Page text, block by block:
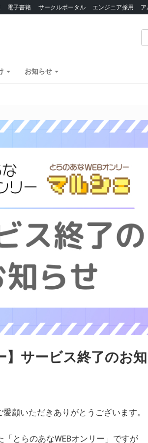
電子書籍 サークルポータル エンジニア採用
お知らせ
】サービス終了のお
顧いただきありがとうございます。
とらのあなWEBオンリー」ですが